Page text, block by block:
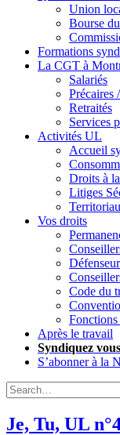
Union
Bourse
Formations
La CGT à
Salariés
Précaires
Retraités
Services
Activités UL
Accueil
Droits à
Litiges
Vos droits
Code du
Après le travail
Syndiquez
S’abonner à la
Expand
Search
Form
Je, Tu, UL